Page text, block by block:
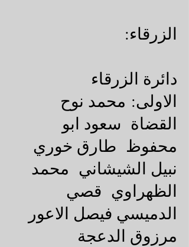
الزرقاء:
دائرة الزرقاء
الاولى: محمد نوح
القضاة سعود ابو
محفوظ طارق خوري
نبيل الشيشاني محمد
الظهراوي قصي
الدميسي فيصل الاعور
مرزوق الدعجة